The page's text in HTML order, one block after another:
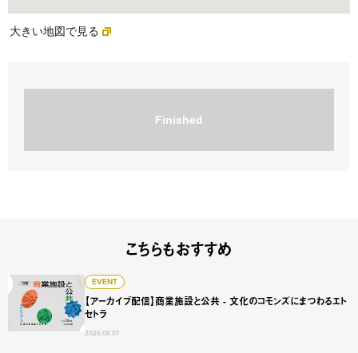
大きい地図で見る
Finished
こちらもおすすめ
EVENT
【アーカイブ配信】商業施設と公共 - 文化のコモンズにまつわるエト
セトラ
2026.08.07
【アーカイブ配信】商業施設と公共 - 文化のコモンズにまつ